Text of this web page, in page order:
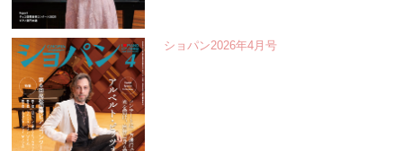
ショパン2026年4月号